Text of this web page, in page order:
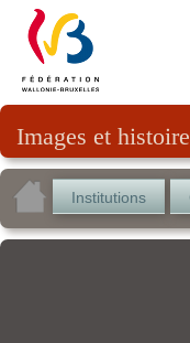
Images et
Institutions